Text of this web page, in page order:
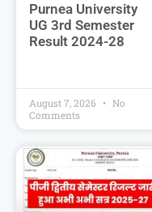
Purnea University
UG 3rd Semester
Result 2024-28
August 7, 2026
No
Comments